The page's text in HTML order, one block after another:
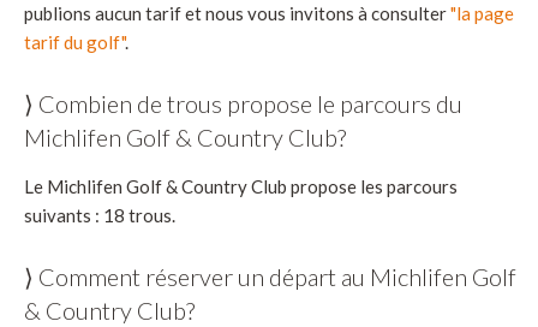
publions aucun tarif et nous vous invitons à consulter"la page
tarif du golf".
⟩ Combien de trous propose le parcours du
Michlifen Golf & Country Club?
Le Michlifen Golf & Country Club propose les parcours
suivants : 18 trous.
⟩ Comment réserver un départ au Michlifen Golf
& Country Club?